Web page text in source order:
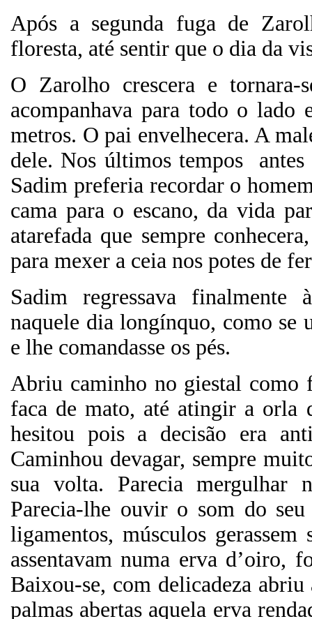
Após a segunda fuga de
floresta, até sentir que o dia da
O Zarolho crescera e
acompanhava para todo o lado
metros. O pai envelhecera. A
dele. Nos últimos tempos
Sadim preferia recordar o
cama para o escano, da vida
atarefada que sempre
para mexer a ceia nos potes de
Sadim regressava finalmente
naquele dia longínquo, como se
e lhe comandasse os pés.
Abriu caminho no giestal como
faca de mato, até atingir a orla
hesitou pois a decisão era
Caminhou devagar, sempre
sua volta. Parecia mergulhar
Parecia-lhe ouvir o som do
ligamentos, músculos
assentavam numa erva d’oiro,
Baixou-se, com delicadeza
palmas abertas aquela erva